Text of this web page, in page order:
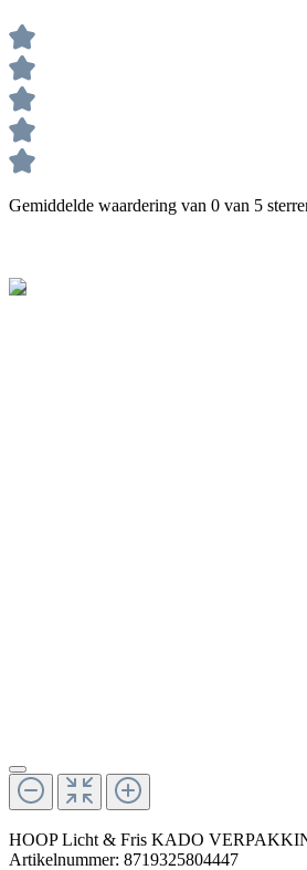
Gemiddelde waardering van 0 van 5
HOOP Licht & Fris KADO
Artikelnummer: 8719325804447